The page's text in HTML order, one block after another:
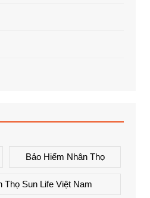
Bảo Hiểm Nhân Thọ
Thọ Sun Life Việt Nam